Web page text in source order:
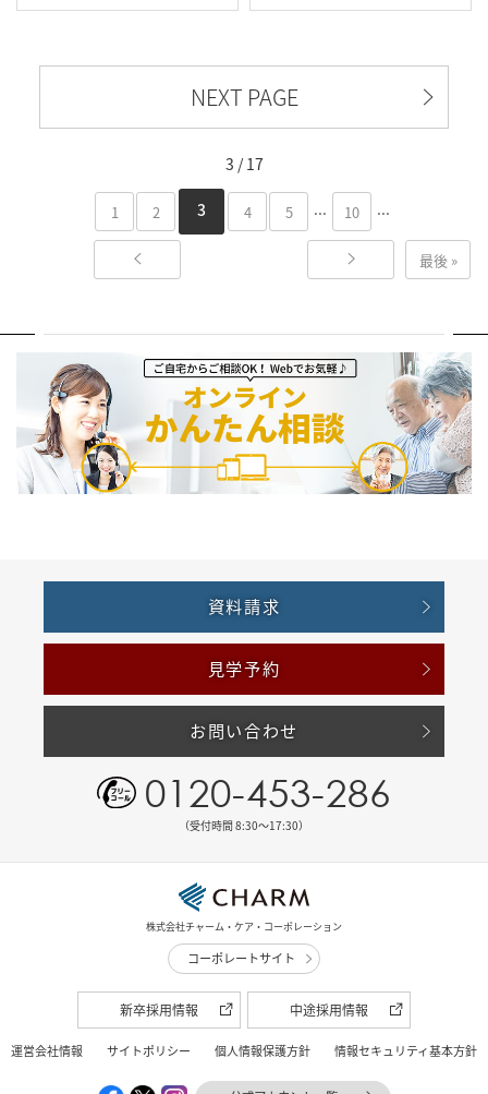
NEXT PAGE
3 / 17
1 2 3 4 5 ... 10 ...
最後 »
資料請求
見学予約
お問い合わせ
0120-453-286
（受付時間 8:30〜17:30）
株式会社チャーム・ケア・コーポレーション
コーポレートサイト
新卒採用情報 中途採用情報
運営会社情報 サイトポリシー 個人情報保護方針 情報セキュリティ基本方針